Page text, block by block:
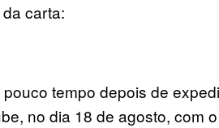
carta:
tempo depois de
no dia 18 de agosto, com